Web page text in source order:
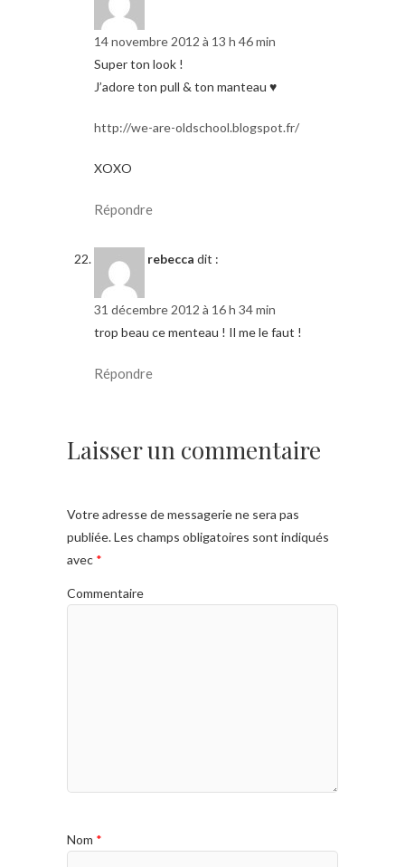
14 novembre 2012 à 13 h 46 min
Super ton look !
J’adore ton pull & ton manteau ♥
http://we-are-oldschool.blogspot.fr/
XOXO
Répondre
rebecca dit :
31 décembre 2012 à 16 h 34 min
trop beau ce menteau ! Il me le faut !
Répondre
Laisser un commentaire
Votre adresse de messagerie ne sera pas
publiée.Les champs obligatoires sont indiqués
avec *
Commentaire
Nom *